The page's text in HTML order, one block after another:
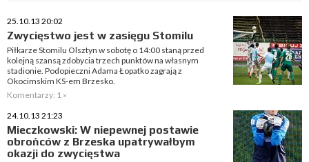
25.10.13 20:02
Zwycięstwo jest w zasięgu Stomilu
Piłkarze Stomilu Olsztyn w sobotę o 14:00 staną przed
kolejną szansą zdobycia trzech punktów na własnym
stadionie. Podopieczni Adama Łopatko zagrają z
Okocimskim KS-em Brzesko.
Komentarzy: 1 »
24.10.13 21:23
Mieczkowski: W niepewnej postawie
obrońców z Brzeska upatrywałbym
okazji do zwycięstwa